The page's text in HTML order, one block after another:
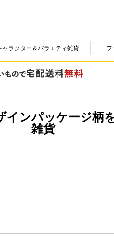
ャラクター＆バラエティ雑貨 フ
インパッケージ柄
雑貨